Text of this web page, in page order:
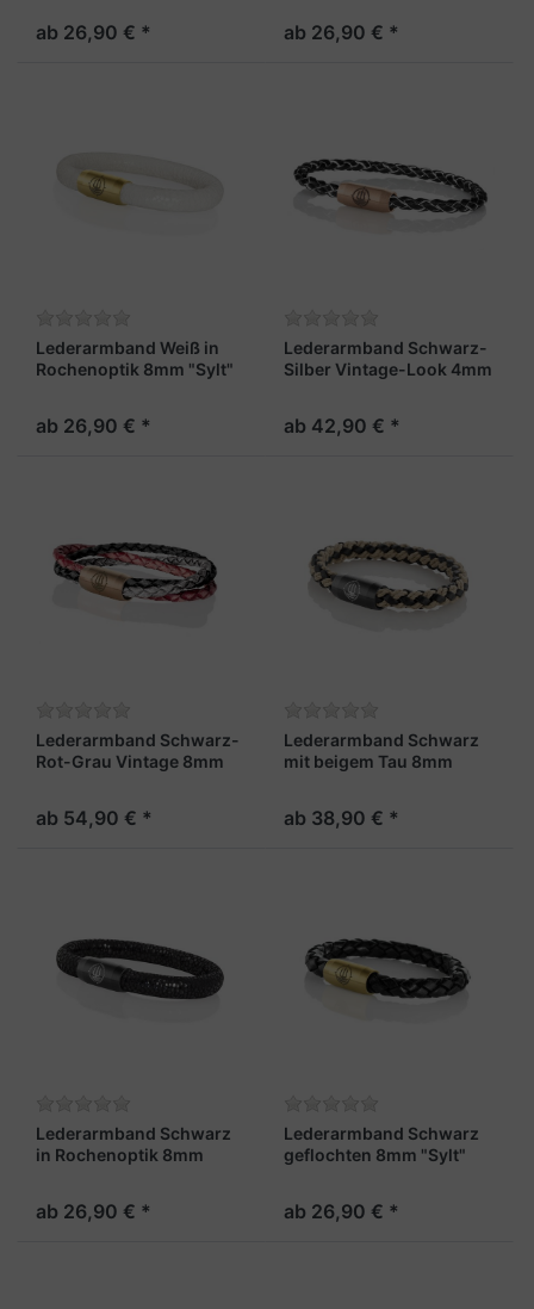
ab 26,90 € * ab 26,90 € *
Lederarmband Weiß in
Rochenoptik 8mm "Sylt"
ab 26,90 € *
Lederarmband Schwarz-
Silber Vintage-Look 4mm
ab 42,90 € *
Lederarmband Schwarz-
Rot-Grau Vintage 8mm
ab 54,90 € *
Lederarmband Schwarz
mit beigem Tau 8mm
ab 38,90 € *
Lederarmband Schwarz
in Rochenoptik 8mm
ab 26,90 € *
Lederarmband Schwarz
geflochten 8mm "Sylt"
ab 26,90 € *